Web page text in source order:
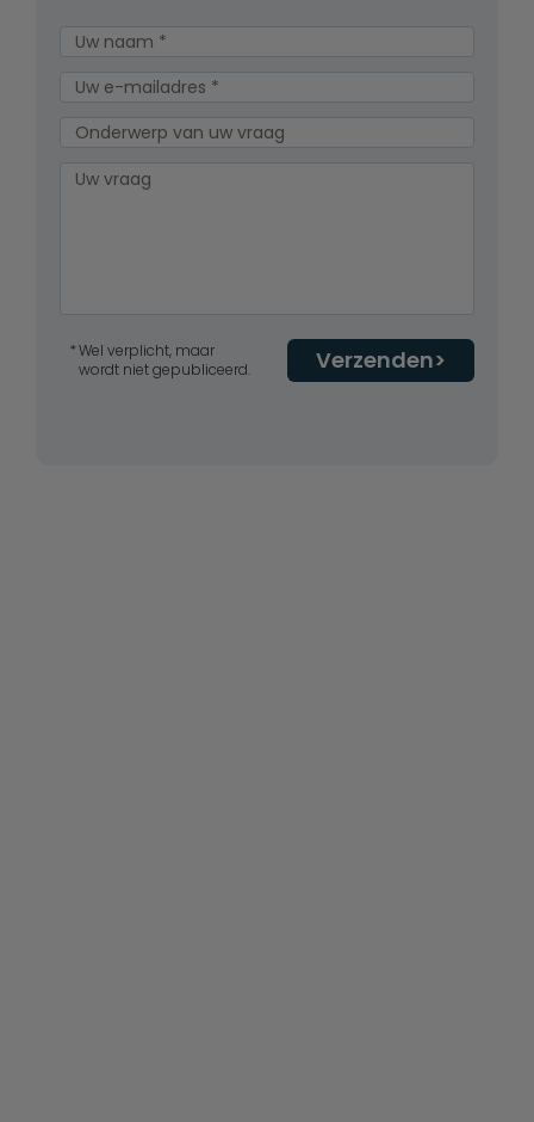
Verzenden
Wel verplicht, maar
wordt niet gepubliceerd.